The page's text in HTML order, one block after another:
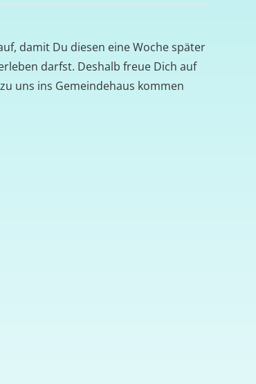
damit Du diesen eine Woche später
darfst. Deshalb freue Dich auf
uns ins Gemeindehaus kommen